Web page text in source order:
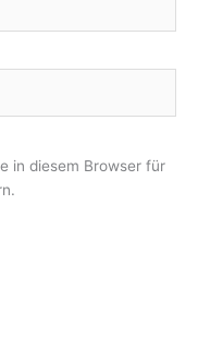
in diesem Browser für